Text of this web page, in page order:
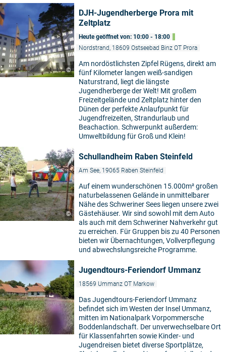
©
DJH-Jugendherberge Prora mit
Zeltplatz
Heute geöffnet von: 10:00 - 18:00
Nordstrand, 18609 Ostseebad Binz OT Prora
Am nordöstlichsten Zipfel Rügens, direkt am
fünf Kilometer langen weiß-sandigen
Naturstrand, liegt die längste
Jugendherberge der Welt! Mit großem
Freizeitgelände und Zeltplatz hinter den
Dünen der perfekte Anlaufpunkt für
Jugendfreizeiten, Strandurlaub und
Beachaction. Schwerpunkt außerdem:
Umweltbildung für Groß und Klein!
©
Schullandheim Raben Steinfeld
Am See, 19065 Raben Steinfeld
Auf einem wunderschönen 15.000m² großen
naturbelassenen Gelände in unmittelbarer
Nähe des Schweriner Sees liegen unsere zwei
Gästehäuser. Wir sind sowohl mit dem Auto
als auch mit dem Schweriner Nahverkehr gut
zu erreichen. Für Gruppen bis zu 40 Personen
bieten wir Übernachtungen, Vollverpflegung
und abwechslungsreiche Programme.
Jugendtours-Feriendorf Ummanz
18569 Ummanz OT Markow
Das Jugendtours-Feriendorf Ummanz
befindet sich im Westen der Insel Ummanz,
mitten im Nationalpark Vorpommersche
Boddenlandschaft. Der unverwechselbare Ort
für Klassenfahrten sowie Kinder- und
Jugendreisen bietet diverse Sportplätze,